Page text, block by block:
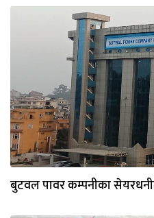
बुटवल पावर कम्पनीका